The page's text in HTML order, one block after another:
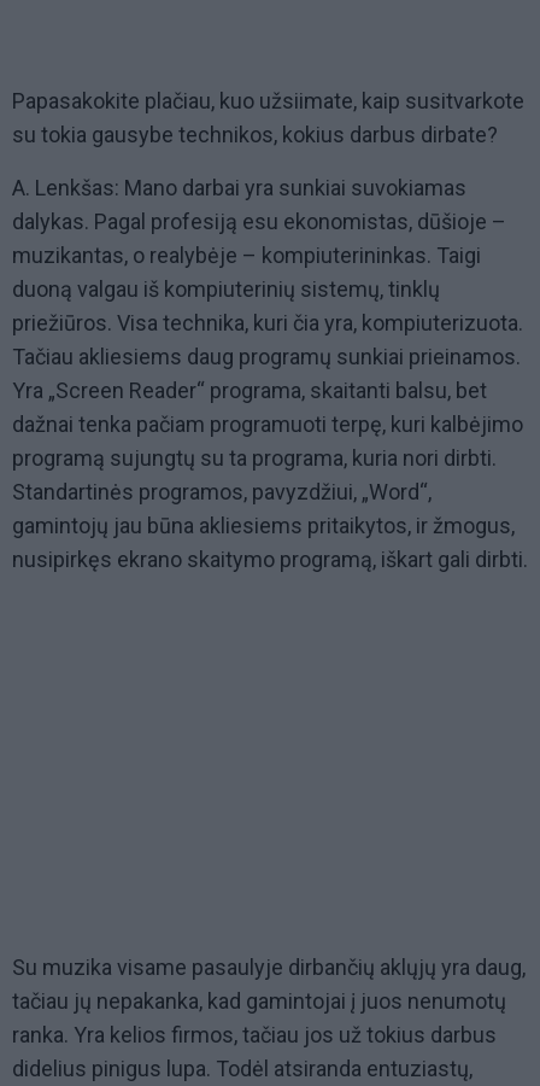
Papasakokite plačiau, kuo užsiimate, kaip susitvarkote
su tokia gausybe technikos, kokius darbus dirbate?
A. Lenkšas: Mano darbai yra sunkiai suvokiamas
dalykas. Pagal profesiją esu ekonomistas, dūšioje –
muzikantas, o realybėje – kompiuterininkas. Taigi
duoną valgau iš kompiuterinių sistemų, tinklų
priežiūros. Visa technika, kuri čia yra, kompiuterizuota.
Tačiau akliesiems daug programų sunkiai prieinamos.
Yra „Screen Reader“ programa, skaitanti balsu, bet
dažnai tenka pačiam programuoti terpę, kuri kalbėjimo
programą sujungtų su ta programa, kuria nori dirbti.
Standartinės programos, pavyzdžiui, „Word“,
gamintojų jau būna akliesiems pritaikytos, ir žmogus,
nusipirkęs ekrano skaitymo programą, iškart gali dirbti.
Su muzika visame pasaulyje dirbančių aklųjų yra daug,
tačiau jų nepakanka, kad gamintojai į juos nenumotų
ranka. Yra kelios firmos, tačiau jos už tokius darbus
didelius pinigus lupa. Todėl atsiranda entuziastų,